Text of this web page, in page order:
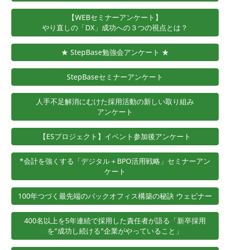
【WEBセミナーアンケート】
やり直しの「DX」成功への３つの視点とは？
★ StepBase勉強会アンケート ★
StepBaseセミナーアンケート
人手不足解消にむけた採用活動の新しい取り組み
アンケート
【ESプロジェクト】イベント参加後アンケート
*会計を強くする「デジタル＋BPO活用戦略」セミナーアン
ケート
100年つづく最先端のバックオフィス構築の秘訣 ウェビナー
400名以上を5年連続で採用した責任者が語る「新卒採用
を"成功し続ける"企業がやっていること」